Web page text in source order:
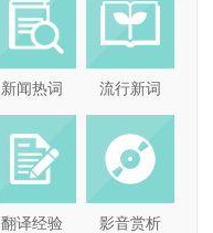
新闻热词 流行新词
翻译经验 影音赏析